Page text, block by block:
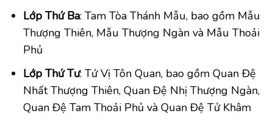
Lớp Thứ Ba: Tam Tòa Thánh Mẫu, bao gồm Mẫu
Thượng Thiên, Mẫu Thượng Ngàn và Mẫu Thoải
Phủ
Lớp Thứ Tư: Tứ Vị Tôn Quan, bao gồm Quan Đệ
Nhất Thượng Thiên, Quan Đệ Nhị Thượng Ngàn,
Quan Đệ Tam Thoải Phủ và Quan Đệ Tử Khâm